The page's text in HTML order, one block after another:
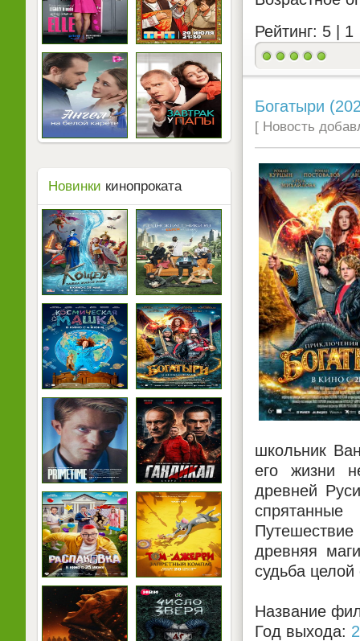
Рейтинг: 5 | 1
Богатыри
[ Новость
школьник
его жизни
древней
древняя
судьба целой
Название
Год выхода:
Новинки кинопроката